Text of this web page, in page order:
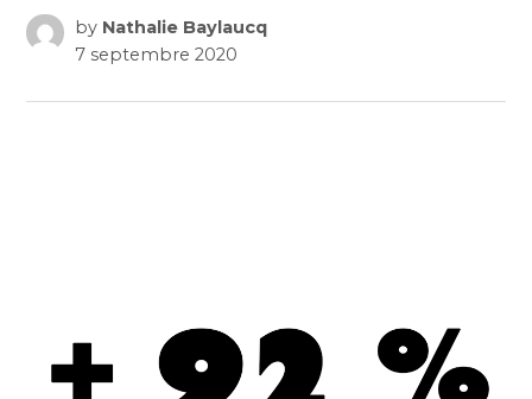
by Nathalie Baylaucq
7 septembre 2020